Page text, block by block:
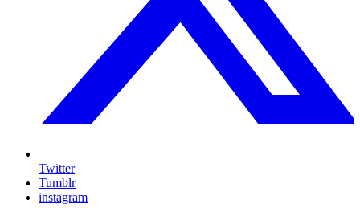
Twitter
Tumblr
instagram